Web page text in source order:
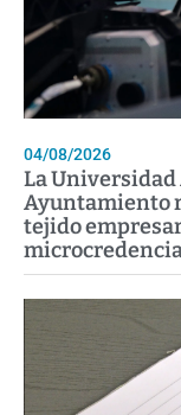
04/08/2026
La Universidad
Ayuntamiento
tejido